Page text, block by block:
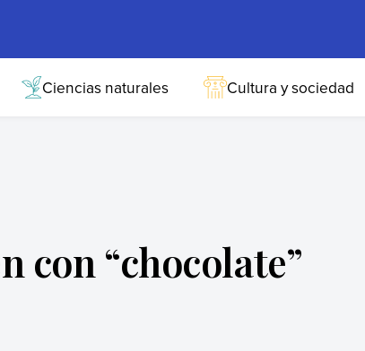
Ciencias naturales Cultura y sociedad
con “chocolate”